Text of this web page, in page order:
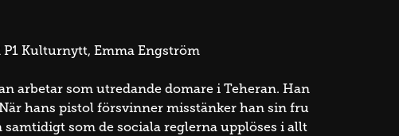
P1 Kulturnytt, Emma Engström
arbetar som utredande domare i Teheran. Han
hans pistol försvinner misstänker han sin fru
som de sociala reglerna upplöses i allt